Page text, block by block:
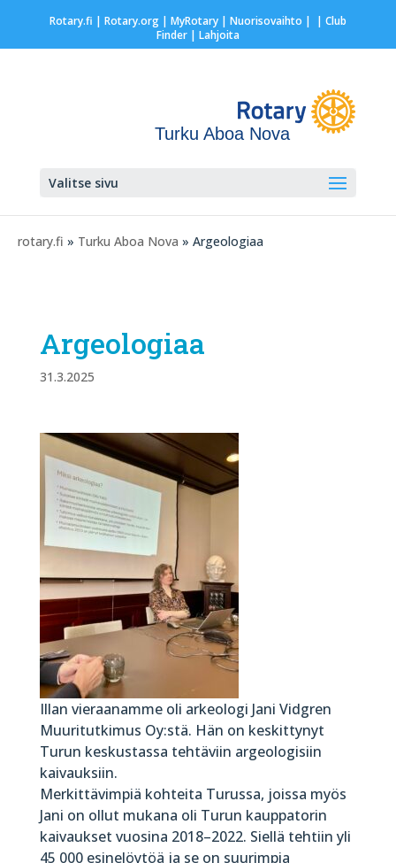
Rotary.fi | Rotary.org| MyRotary | Nuorisovaihto | | Club
Finder| Lahjoita
Turku Aboa Nova
Valitse sivu
rotary.fi » Turku Aboa Nova » Argeologiaa
Argeologiaa
31.3.2025
Illan vieraanamme oli arkeologi Jani Vidgren
Muuritutkimus Oy:stä. Hän on keskittynyt
Turun keskustassa tehtäviin argeologisiin
kaivauksiin.
Merkittävimpiä kohteita Turussa, joissa myös
Jani on ollut mukana oli Turun kauppatorin
kaivaukset vuosina 2018–2022. Siellä tehtiin yli
45 000 esinelöytöä ja se on suurimpia